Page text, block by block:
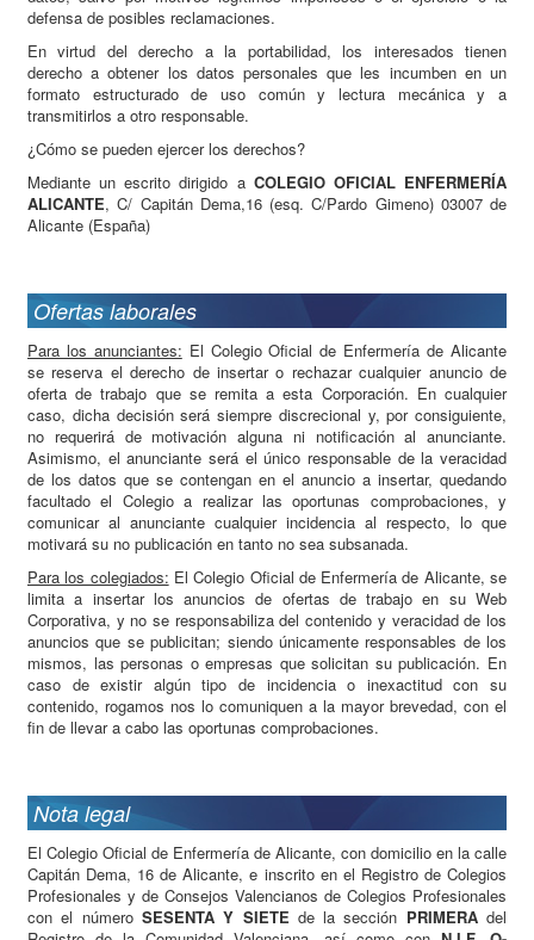
defensa de posibles reclamaciones.
En virtud del derecho a la portabilidad, los interesados tienen
derecho a obtener los datos personales que les incumben en un
formato estructurado de uso común y lectura mecánica y a
transmitirlos a otro responsable.
¿Cómo se pueden ejercer los derechos?
Mediante un escrito dirigido a COLEGIO OFICIAL ENFERMERÍA
ALICANTE, C/ Capitán Dema,16 (esq. C/Pardo Gimeno) 03007 de
Alicante (España)
Ofertas laborales
Para los anunciantes: El Colegio Oficial de Enfermería de Alicante
se reserva el derecho de insertar o rechazar cualquier anuncio de
oferta de trabajo que se remita a esta Corporación. En cualquier
caso, dicha decisión será siempre discrecional y, por consiguiente,
no requerirá de motivación alguna ni notificación al anunciante.
Asimismo, el anunciante será el único responsable de la veracidad
de los datos que se contengan en el anuncio a insertar, quedando
facultado el Colegio a realizar las oportunas comprobaciones, y
comunicar al anunciante cualquier incidencia al respecto, lo que
motivará su no publicación en tanto no sea subsanada.
Para los colegiados: El Colegio Oficial de Enfermería de Alicante, se
limita a insertar los anuncios de ofertas de trabajo en su Web
Corporativa, y no se responsabiliza del contenido y veracidad de los
anuncios que se publicitan; siendo únicamente responsables de los
mismos, las personas o empresas que solicitan su publicación. En
caso de existir algún tipo de incidencia o inexactitud con su
contenido, rogamos nos lo comuniquen a la mayor brevedad, con el
fin de llevar a cabo las oportunas comprobaciones.
Nota legal
El Colegio Oficial de Enfermería de Alicante, con domicilio en la calle
Capitán Dema, 16 de Alicante, e inscrito en el Registro de Colegios
Profesionales y de Consejos Valencianos de Colegios Profesionales
con el número SESENTA Y SIETE de la sección PRIMERAdel